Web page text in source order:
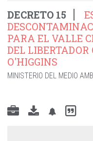
DECRETO 15
PARA EL VALLE
DEL
O'HIGGINS
MINISTERIO DEL MEDIO